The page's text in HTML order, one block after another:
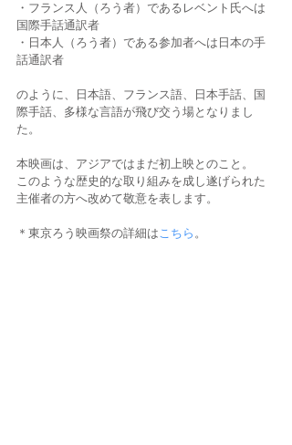
・フランス人（ろう者）であるレベント氏へは
国際手話通訳者
・日本人（ろう者）である参加者へは日本の手
話通訳者
のように、日本語、フランス語、日本手話、国
際手話、多様な言語が飛び交う場となりまし
た。
本映画は、アジアではまだ初上映とのこと。
このような歴史的な取り組みを成し遂げられた
主催者の方へ改めて敬意を表します。
＊東京ろう映画祭の詳細はこちら 。